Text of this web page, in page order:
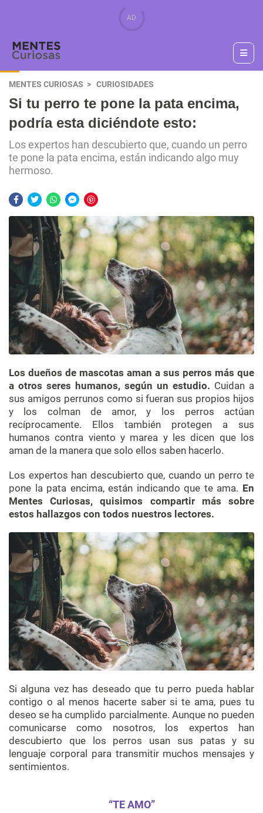
MENTES CURIOSAS CURIOSIDADES
Si tu perro te pone la pata encima,
podría esta diciéndote esto:
Los expertos han descubierto que, cuando un perro
te pone la pata encima, están indicando algo muy
hermoso.
Los dueños de mascotas aman a sus perros más que
a otros seres humanos, según un estudio. Cuidan a
sus amigos perrunos como si fueran sus propios hijos
y los colman de amor, y los perros actúan
recíprocamente. Ellos también protegen a sus
humanos contra viento y marea y les dicen que los
aman de la manera que solo ellos saben hacerlo.
Los expertos han descubierto que, cuando un perro te
pone la pata encima, están indicando que te ama. En
Mentes Curiosas, quisimos compartir más sobre
estos hallazgos con todos nuestros lectores.
Si alguna vez has deseado que tu perro pueda hablar
contigo o al menos hacerte saber si te ama, pues tu
deseo se ha cumplido parcialmente. Aunque no pueden
comunicarse como nosotros, los expertos han
descubierto que los perros usan sus patas y su
lenguaje corporal para transmitir muchos mensajes y
sentimientos.
“TE AMO”